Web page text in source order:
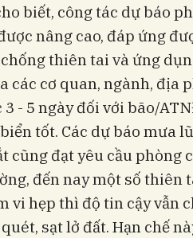
biết, công tác dự báo
nâng cao, đáp ứng
thiên tai và ứng
các cơ quan, ngành, địa
- 5 ngày đối với bão/
tốt. Các dự báo mưa
cũng đạt yêu cầu phòng
đến nay một số thiên
vi hẹp thì độ tin cậy vẫn
sạt lở đất. Hạn chế